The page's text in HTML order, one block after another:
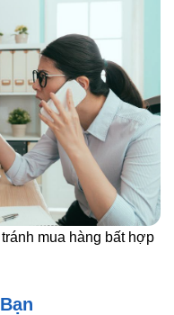
mua hàng bất hợp